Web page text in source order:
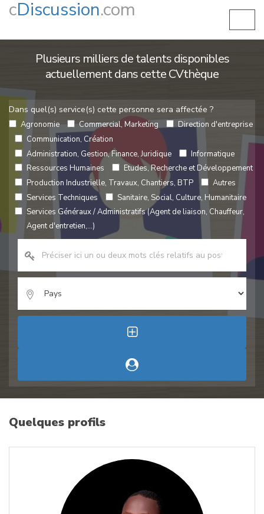
cDiscussion.com
Plusieurs milliers de talents disponibles
actuellement dans cette CVthèque
Dans quel(s) service(s) cette personne sera affectée ?
Agronomie Commercial, Marketing
Direction d'entreprise
Communication, Création
Administration, Gestion, Finance, Juridique
Informatique
Ressources Humaines
Etudes, Recherche et Développement
Production Industrielle, Travaux, Chantiers, BTP
Autres
Services Techniques
Sanitaire, Social, Culture, Humanitaire
Services Généraux / Administratifs (Agent de liaison, Chauffeur,
Agent d'entretien,...)
Quelques profils